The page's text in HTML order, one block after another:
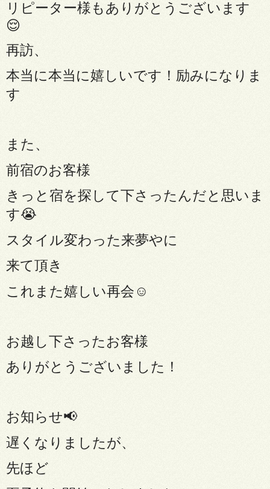
リピーター様もありがとうございます
😌
再訪、
本当に本当に嬉しいです！励みになりま
す
また、
前宿のお客様
きっと宿を探して下さったんだと思いま
す😭
スタイル変わった来夢やに
来て頂き
これまた嬉しい再会☺️
お越し下さったお客様
ありがとうございました！
お知らせ📢
遅くなりましたが、
先ほど